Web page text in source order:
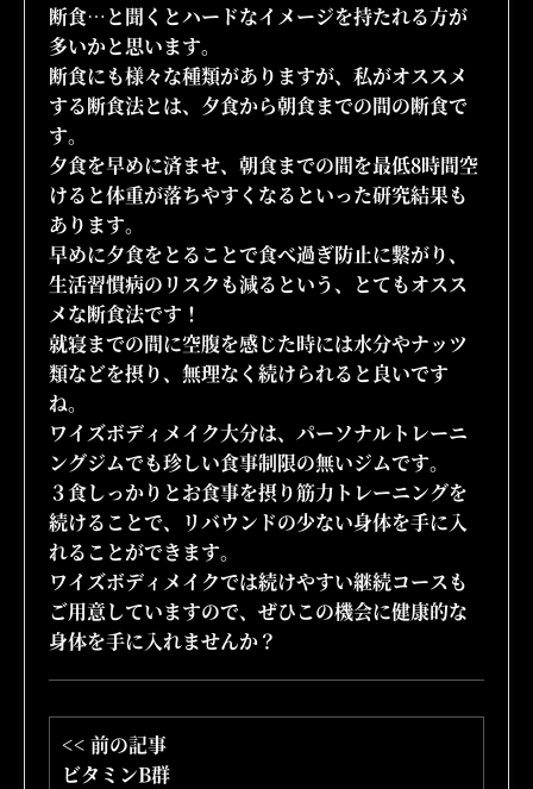
断食…と聞くとハードなイメージを持たれる方が
多いかと思います。
断食にも様々な種類がありますが、私がオススメ
する断食法とは、夕食から朝食までの間の断食で
す。
夕食を早めに済ませ、朝食までの間を最低8時間空
けると体重が落ちやすくなるといった研究結果も
あります。
早めに夕食をとることで食べ過ぎ防止に繋がり、
生活習慣病のリスクも減るという、とてもオスス
メな断食法です！
就寝までの間に空腹を感じた時には水分やナッツ
類などを摂り、無理なく続けられると良いです
ね。
ワイズボディメイク大分は、パーソナルトレーニ
ングジムでも珍しい食事制限の無いジムです。
３食しっかりとお食事を摂り筋力トレーニングを
続けることで、リバウンドの少ない身体を手に入
れることができます。
ワイズボディメイクでは続けやすい継続コースも
ご用意していますので、ぜひこの機会に健康的な
身体を手に入れませんか？
<< 前の記事
ビタミンB群